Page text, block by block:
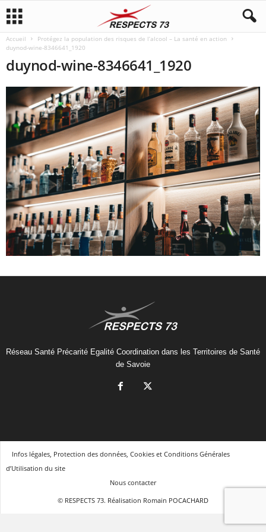
Accueil
Protégez la population des risques de l’alcool – La santé en action
duynod-wine-8346641_1920
duynod-wine-8346641_1920
Réseau Santé Précarité Egalité Coordination dans les Territoires de Santé
de Savoie
Infos légales, Protection des données, Cookies et Conditions Générales
d’Utilisation du site
Nous contacter
© RESPECTS 73. Réalisation Romain POCACHARD